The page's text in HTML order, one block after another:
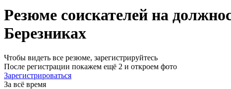
Резюме соискателей на
Березниках
Чтобы видеть все резюме, зарегистрируйтесь
После регистрации покажем ещё 2 и откроем фото
Зарегистрироваться
За всё время